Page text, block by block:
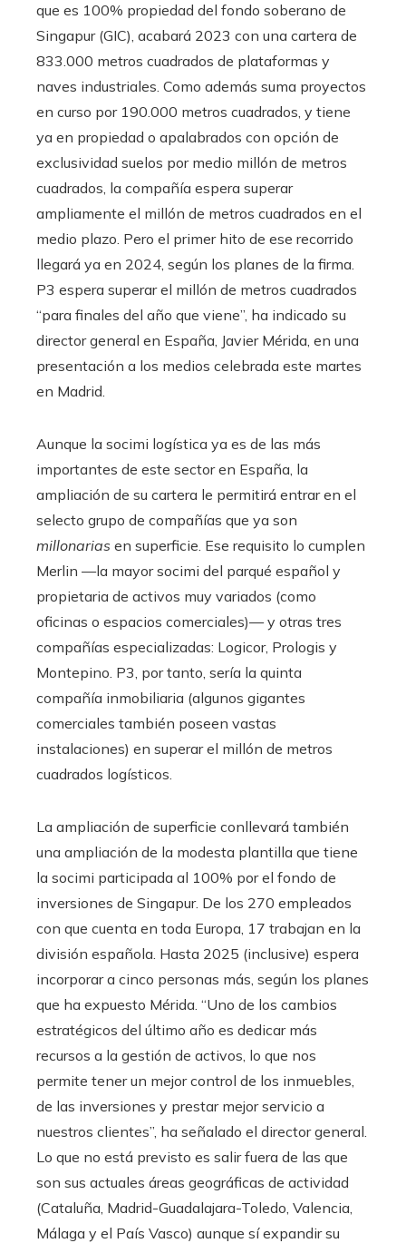
que es 100% propiedad del fondo soberano de
Singapur (GIC), acabará 2023 con una cartera de
833.000 metros cuadrados de plataformas y
naves industriales. Como además suma proyectos
en curso por 190.000 metros cuadrados, y tiene
ya en propiedad o apalabrados con opción de
exclusividad suelos por medio millón de metros
cuadrados, la compañía espera superar
ampliamente el millón de metros cuadrados en el
medio plazo. Pero el primer hito de ese recorrido
llegará ya en 2024, según los planes de la firma.
P3 espera superar el millón de metros cuadrados
“para finales del año que viene”, ha indicado su
director general en España, Javier Mérida, en una
presentación a los medios celebrada este martes
en Madrid.
Aunque la socimi logística ya es de las más
importantes de este sector en España, la
ampliación de su cartera le permitirá entrar en el
selecto grupo de compañías que ya son
millonarias en superficie. Ese requisito lo cumplen
Merlin —la mayor socimi del parqué español y
propietaria de activos muy variados (como
oficinas o espacios comerciales)— y otras tres
compañías especializadas: Logicor, Prologis y
Montepino. P3, por tanto, sería la quinta
compañía inmobiliaria (algunos gigantes
comerciales también poseen vastas
instalaciones) en superar el millón de metros
cuadrados logísticos.
La ampliación de superficie conllevará también
una ampliación de la modesta plantilla que tiene
la socimi participada al 100% por el fondo de
inversiones de Singapur. De los 270 empleados
con que cuenta en toda Europa, 17 trabajan en la
división española. Hasta 2025 (inclusive) espera
incorporar a cinco personas más, según los planes
que ha expuesto Mérida. “Uno de los cambios
estratégicos del último año es dedicar más
recursos a la gestión de activos, lo que nos
permite tener un mejor control de los inmuebles,
de las inversiones y prestar mejor servicio a
nuestros clientes”, ha señalado el director general.
Lo que no está previsto es salir fuera de las que
son sus actuales áreas geográficas de actividad
(Cataluña, Madrid-Guadalajara-Toledo, Valencia,
Málaga y el País Vasco) aunque sí expandir su